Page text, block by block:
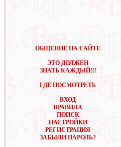
ОБЩЕНИЕ НА САЙТЕ
ЭТО ДОЛЖЕН
ЗНАТЬ КАЖДЫЙ!!!
ГДЕ ПОСМОТРЕТЬ
ВХОД
ПРАВИЛА
ПОИСК
НАСТРОЙКИ
РЕГИСТРАЦИЯ
ЗАБЫЛИ ПАРОЛЬ?